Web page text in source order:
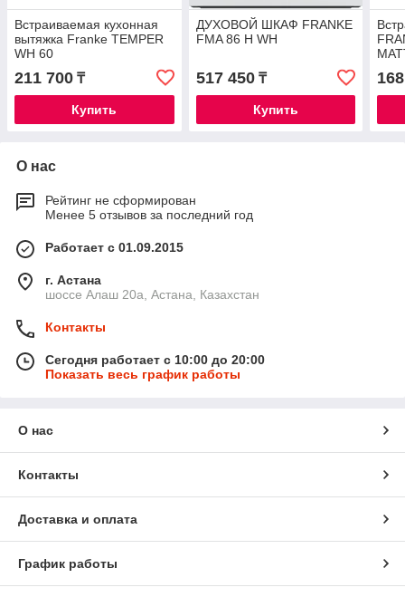
Встраиваемая кухонная
вытяжка Franke TEMPER
WH 60
211 700 ₸
Купить
ДУХОВОЙ ШКАФ FRANKE
FMA 86 H WH
517 450₸
Купить
О нас
Рейтинг не сформирован
Менее 5 отзывов за последний год
Работает с 01.09.2015
г. Астана
шоссе Алаш 20а, Астана, Казахстан
Контакты
Сегодня работает с 10:00 до 20:00
Показать весь график работы
О нас
Контакты
Доставка и оплата
График работы